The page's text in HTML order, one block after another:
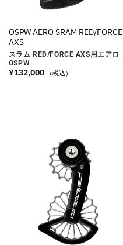
OSPW AERO SRAM RED/FORCE
AXS
スラム RED/FORCE AXS用エアロ
OSPW
¥132,000 （税込）